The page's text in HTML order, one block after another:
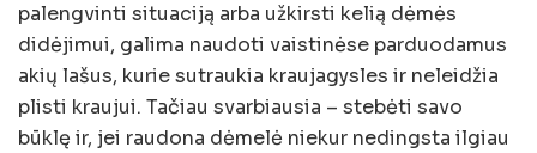
palengvinti situaciją arba užkirsti kelią dėmės
didėjimui, galima naudoti vaistinėse parduodamus
akių lašus, kurie sutraukia kraujagysles ir neleidžia
plisti kraujui. Tačiau svarbiausia – stebėti savo
būklę ir, jei raudona dėmelė niekur nedingsta ilgiau